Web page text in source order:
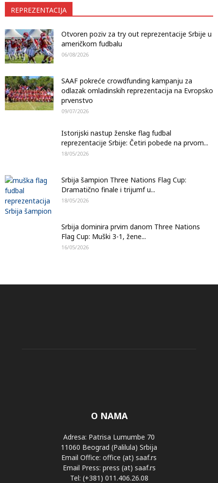
REPREZENTACIJA
Otvoren poziv za try out reprezentacije Srbije u
američkom fudbalu
06/08/2026
SAAF pokreće crowdfunding kampanju za
odlazak omladinskih reprezentacija na Evropsko
prvenstvo
09/07/2026
Istorijski nastup ženske flag fudbal
reprezentacije Srbije: Četiri pobede na prvom...
18/05/2026
Srbija šampion Three Nations Flag Cup:
Dramatično finale i trijumf u...
18/05/2026
Srbija dominira prvim danom Three Nations
Flag Cup: Muški 3-1, žene...
16/05/2026
O NAMA
Adresa: Patrisa Lumumbe 70
11060 Beograd (Palilula) Srbija
Email Office: office (at) saaf.rs
Email Press: press (at) saaf.rs
Tel: (+381) 011.406.26.08